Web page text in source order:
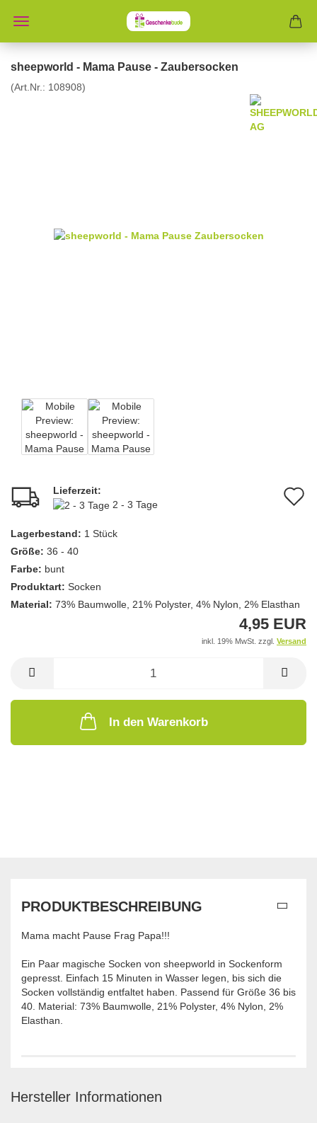
sheepworld - Mama Pause - Zaubersocken
(Art.Nr.: 108908)
Lieferzeit:
2 - 3 Tage
Lagerbestand: 1 Stück
Größe: 36 - 40
Farbe: bunt
Produktart: Socken
Material: 73% Baumwolle, 21% Polyster, 4% Nylon, 2% Elasthan
4,95 EUR
inkl. 19% MwSt. zzgl. Versand
In den Warenkorb
PRODUKTBESCHREIBUNG
Mama macht Pause Frag Papa!!!
Ein Paar magische Socken von sheepworld in Sockenform
gepresst. Einfach 15 Minuten in Wasser legen, bis sich die
Socken vollständig entfaltet haben. Passend für Größe 36 bis
40. Material: 73% Baumwolle, 21% Polyster, 4% Nylon, 2%
Elasthan.
Hersteller Informationen